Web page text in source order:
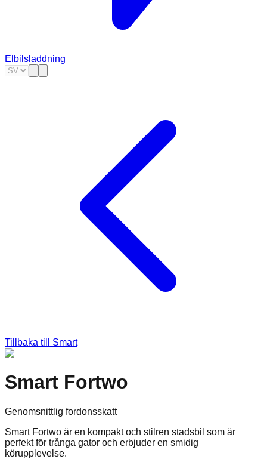
Elbilsladdning
Tillbaka till Smart
Smart Fortwo
Genomsnittlig fordonsskatt
Smart Fortwo är en kompakt och stilren stadsbil som är
perfekt för trånga gator och erbjuder en smidig
körupplevelse.